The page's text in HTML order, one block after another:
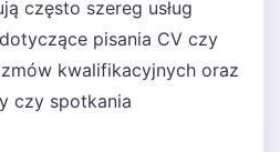
często szereg usług
pisania CV czy
kwalifikacyjnych oraz
czy spotkania